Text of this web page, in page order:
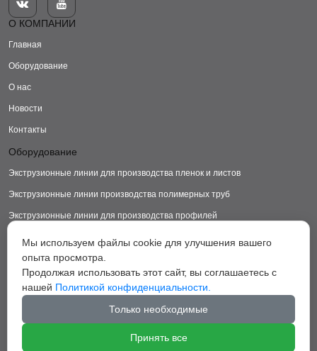


О КОМПАНИИ
Главная
Оборудование
О нас
Новости
Контакты
Оборудование
Экструзионные линии для производства пленок и листов
Экструзионные линии производства полимерных труб
Экструзионные линии для производства профилей
Экструзионные линии для производства пластиковых ковриков
Экструзионные линии для производства грануляторы
Вспомогательное оборудование
Мы используем файлы cookie для улучшения вашего
опыта просмотра.
Продолжая использовать этот сайт, вы соглашаетесь с
нашей Политикой конфиденциальности.
Только необходимые
Принять все